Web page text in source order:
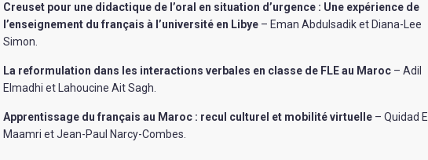
Creuset pour une didactique de l’oral en situation d’urgence : Une expérience de
l’enseignement du français à l’université en Libye – Eman Abdulsadik et Diana-Lee
Simon.
La reformulation dans les interactions verbales en classe de FLE au Maroc – Adil
Elmadhi et Lahoucine Ait Sagh.
Apprentissage du français au Maroc : recul culturel et mobilité virtuelle – Quidad El
Maamri et Jean-Paul Narcy-Combes.